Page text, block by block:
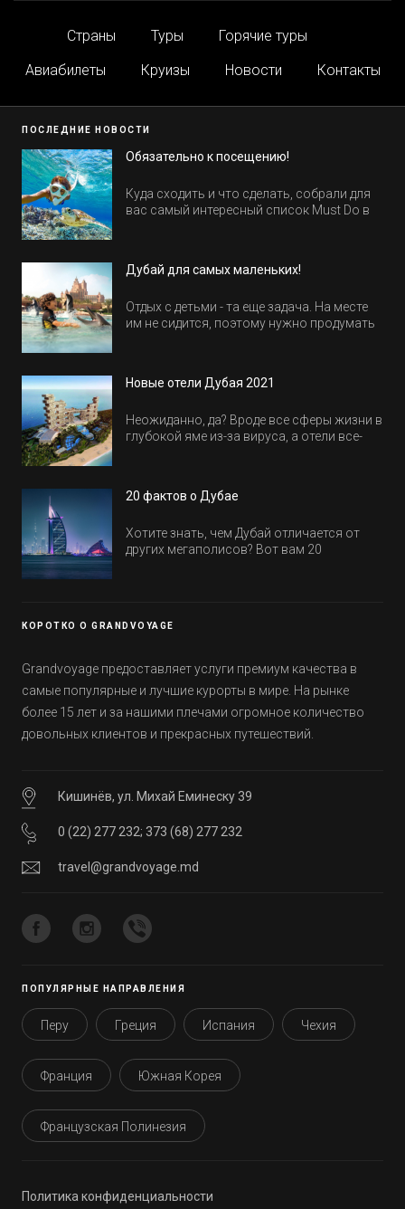
Страны Туры
Горячие туры
Авиабилеты
Круизы Новости Контакты
ПОСЛЕДНИЕ НОВОСТИ
Обязательно к посещению!
Куда сходить и что сделать, собрали для
вас самый интересный список Must Do в
Дубай для самых маленьких!
Отдых с детьми - та еще задача. На месте
им не сидится, поэтому нужно продумать
Новые отели Дубая 2021
Неожиданно, да? Вроде все сферы жизни в
глубокой яме из-за вируса, а отели все-
обычно на первые заезды дают промо-
20 фактов о Дубае
Хотите знать, чем Дубай отличается от
других мегаполисов? Вот вам 20
КОРОТКО О GRANDVOYAGE
Grandvoyage предоставляет услуги премиум качества в
самые популярные и лучшие курорты в мире. На рынке
более 15 лет и за нашими плечами огромное количество
довольных клиентов и прекрасных путешествий.
Кишинёв, ул. Михай Еминеску 39
0 (22) 277 232; 373 (68) 277 232
travel@grandvoyage.md
ПОПУЛЯРНЫЕ НАПРАВЛЕНИЯ
Перу Греция Испания Чехия
Франция Южная Корея
Французская Полинезия
Политика конфиденциальности